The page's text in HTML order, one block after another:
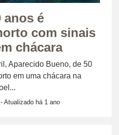
anos é
com sinais
chácara
Aparecido Bueno, de 50
em uma chácara na
- Atualizado há 1 ano